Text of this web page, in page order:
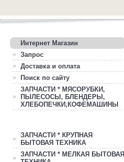
Интернет Магазин
Запрос
Доставка и оплата
Поиск по сайту
ЗАПЧАСТИ * МЯСОРУБКИ,
ПЫЛЕСОСЫ, БЛЕНДЕРЫ,
ХЛЕБОПЕЧКИ,КОФЕМАШИНЫ
ЗАПЧАСТИ * КРУПНАЯ
БЫТОВАЯ ТЕХНИКА
ЗАПЧАСТИ * МЕЛКАЯ БЫТОВАЯ